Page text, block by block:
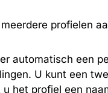
profielen
automatisch een
U kunt een
het profiel een